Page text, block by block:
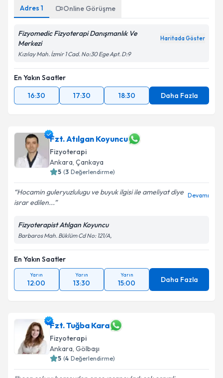
Adres 1 Online Görüşme
Fizyomedic Fizyoterapi Danışmanlık Ve
Merkezi
Haritada Göster
Kızılay Mah. İzmir 1 Cad. No:30 Ege Apt. D:9
En Yakın Saatler
16:30
17:30 18:30 Daha Fazla
Fzt. Atılgan Koyuncu
Fizyoterapi
Ankara, Çankaya
5 (3 Değerlendirme)
Hocamin guleryuzlulugu ve buyuk ilgisi ile ameliyat diye
israr edilen...
Devamı
Fizyoterapist Atılgan Koyuncu
Barbaros Mah. Büklüm Cd No: 121/A,
En Yakın Saatler
Yarın
12:00
Yarın
13:30
Yarın
15:00 Daha Fazla
Fzt. Tuğba Kara
Fizyoterapi
Ankara, Gölbaşı
5 (4 Değerlendirme)